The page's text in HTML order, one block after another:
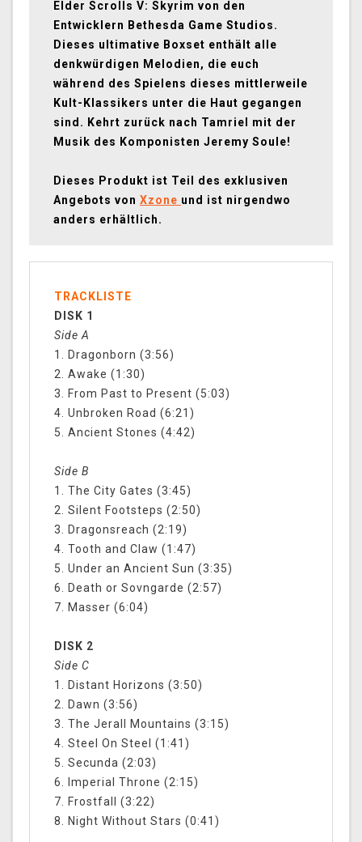
Elder Scrolls V: Skyrim von den
Entwicklern Bethesda Game Studios.
Dieses ultimative Boxset enthält alle
denkwürdigen Melodien, die euch
während des Spielens dieses mittlerweile
Kult-Klassikers unter die Haut gegangen
sind. Kehrt zurück nach Tamriel mit der
Musik des Komponisten Jeremy Soule!
Dieses Produkt ist Teil des exklusiven
Angebots von Xzone und ist nirgendwo
anders erhältlich.
TRACKLISTE
DISK 1
Side A
1. Dragonborn (3:56)
2. Awake (1:30)
3. From Past to Present (5:03)
4. Unbroken Road (6:21)
5. Ancient Stones (4:42)
Side B
1. The City Gates (3:45)
2. Silent Footsteps (2:50)
3. Dragonsreach (2:19)
4. Tooth and Claw (1:47)
5. Under an Ancient Sun (3:35)
6. Death or Sovngarde (2:57)
7. Masser (6:04)
DISK 2
Side C
1. Distant Horizons (3:50)
2. Dawn (3:56)
3. The Jerall Mountains (3:15)
4. Steel On Steel (1:41)
5. Secunda (2:03)
6. Imperial Throne (2:15)
7. Frostfall (3:22)
8. Night Without Stars (0:41)